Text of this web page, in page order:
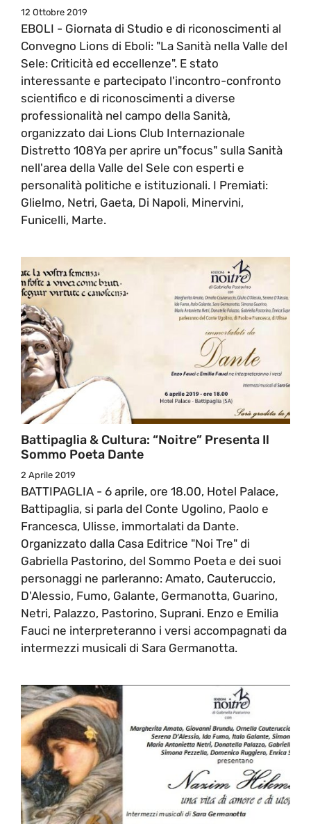
12 Ottobre 2019
EBOLI - Giornata di Studio e di riconoscimenti al
Convegno Lions di Eboli: "La Sanità nella Valle del
Sele: Criticità ed eccellenze". E stato
interessante e partecipato l'incontro-confronto
scientifico e di riconoscimenti a diverse
professionalità nel campo della Sanità,
organizzato dai Lions Club Internazionale
Distretto 108Ya per aprire un"focus" sulla Sanità
nell'area della Valle del Sele con esperti e
personalità politiche e istituzionali. I Premiati:
Glielmo, Netri, Gaeta, Di Napoli, Minervini,
Funicelli, Marte.
Battipaglia & Cultura: “Noitre” Presenta Il
Sommo Poeta Dante
2 Aprile 2019
BATTIPAGLIA - 6 aprile, ore 18.00, Hotel Palace,
Battipaglia, si parla del Conte Ugolino, Paolo e
Francesca, Ulisse, immortalati da Dante.
Organizzato dalla Casa Editrice "Noi Tre" di
Gabriella Pastorino, del Sommo Poeta e dei suoi
personaggi ne parleranno: Amato, Cauteruccio,
D'Alessio, Fumo, Galante, Germanotta, Guarino,
Netri, Palazzo, Pastorino, Suprani. Enzo e Emilia
Fauci ne interpreteranno i versi accompagnati da
intermezzi musicali di Sara Germanotta.